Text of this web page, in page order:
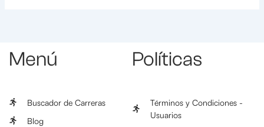
Menú
Buscador de Carreras
Blog
Políticas
Términos y Condiciones -
Usuarios